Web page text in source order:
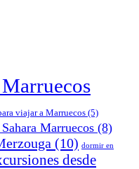
viajar a Marruecos(5)
Marruecos (8)
(10) dormir en
desde